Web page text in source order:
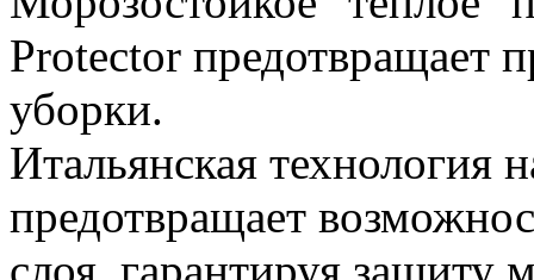
Protector предотвращает
уборки.
Итальянская технология
предотвращает
слоя, гарантируя защиту